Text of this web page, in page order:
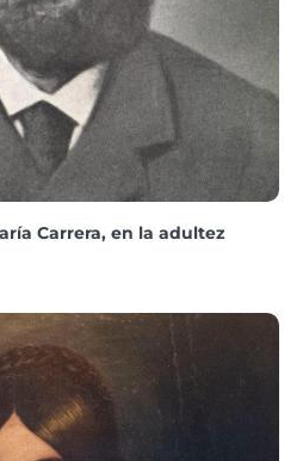
Carrera, en la adultez